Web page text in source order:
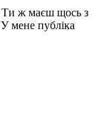
Ти ж маєш щось з
мене публіка